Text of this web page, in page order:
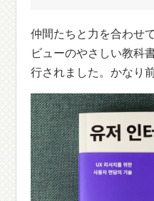
仲間たちと力を合わせ
ビューのやさしい教科
行されました。かなり前